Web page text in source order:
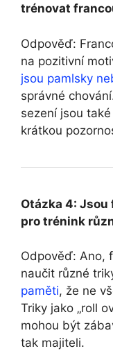
trénovat
Odpověď:
na pozitivní
jsou pamlsky
správné
sezení jsou
krátkou
Otázka 4:
pro trénink
Odpověď: Ano,
naučit různé
paměti, že ne
Triky jako „roll
mohou být
tak majiteli.